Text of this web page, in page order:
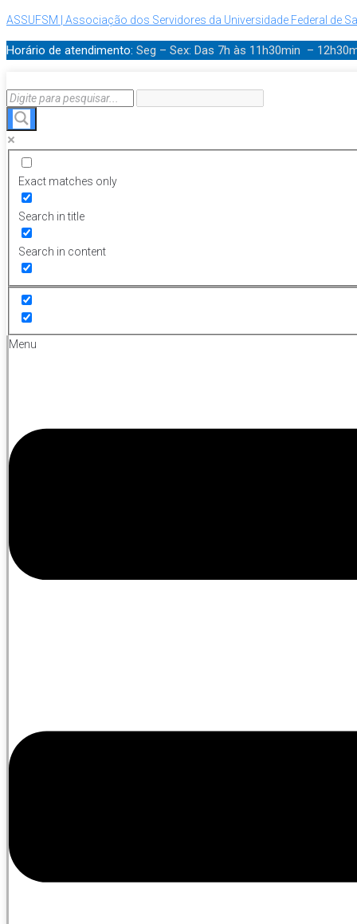
ASSUFSM | Associação dos Servidores da Universidade Federal de
Horário de atendimento: Seg – Sex: Das 7h às 11h30min –
Exact matches only
Search in title
Search in content
Menu